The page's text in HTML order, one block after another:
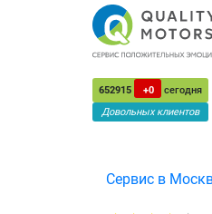
652915 +0
сегодня
Довольных клиентов
Сервис в